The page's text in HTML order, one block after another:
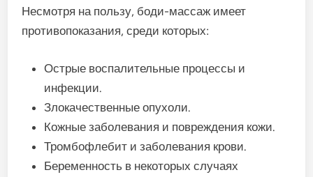
Несмотря на пользу, боди-массаж имеет
противопоказания, среди которых:
Острые воспалительные процессы и
инфекции.
Злокачественные опухоли.
Кожные заболевания и повреждения кожи.
Тромбофлебит и заболевания крови.
Беременность в некоторых случаях